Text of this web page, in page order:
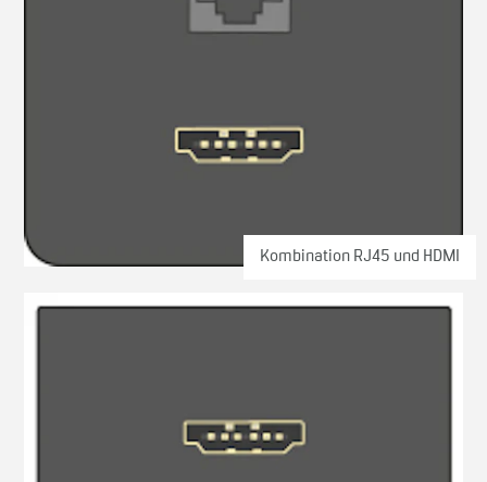
Kombination RJ45 und HDMI